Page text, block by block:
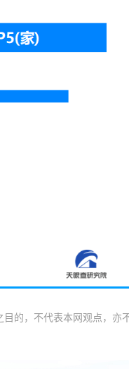
的，不代表本网观点，亦